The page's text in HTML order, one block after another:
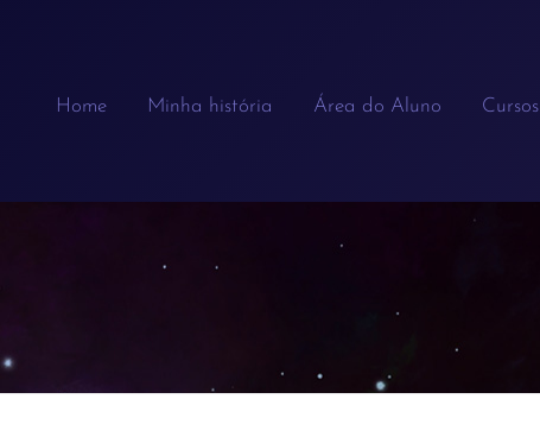
Home Minha história Área do Aluno Cursos